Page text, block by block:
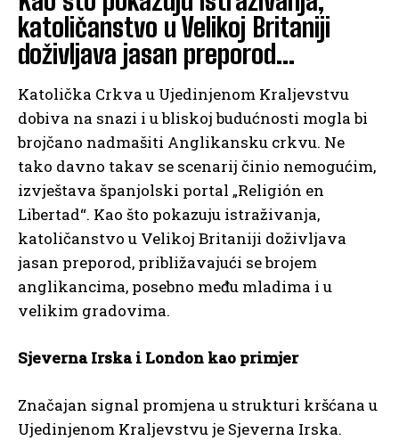
katoličanstvo u Velikoj Britaniji
doživljava jasan preporod…
Katolička Crkva u Ujedinjenom Kraljevstvu
dobiva na snazi i u bliskoj budućnosti mogla bi
brojčano nadmašiti Anglikansku crkvu. Ne
tako davno takav se scenarij činio nemogućim,
izvještava španjolski portal „Religión en
Libertad“. Kao što pokazuju istraživanja,
katoličanstvo u Velikoj Britaniji doživljava
jasan preporod, približavajući se brojem
anglikancima, posebno među mladima i u
velikim gradovima.
Sjeverna Irska i London kao primjer
Značajan signal promjena u strukturi kršćana u
Ujedinjenom Kraljevstvu je Sjeverna Irska.